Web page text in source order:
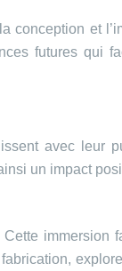
conception et
futures qui
avec leur
un impact
immersion